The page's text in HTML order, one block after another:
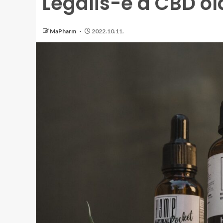
MaPharm 2022.10.11.